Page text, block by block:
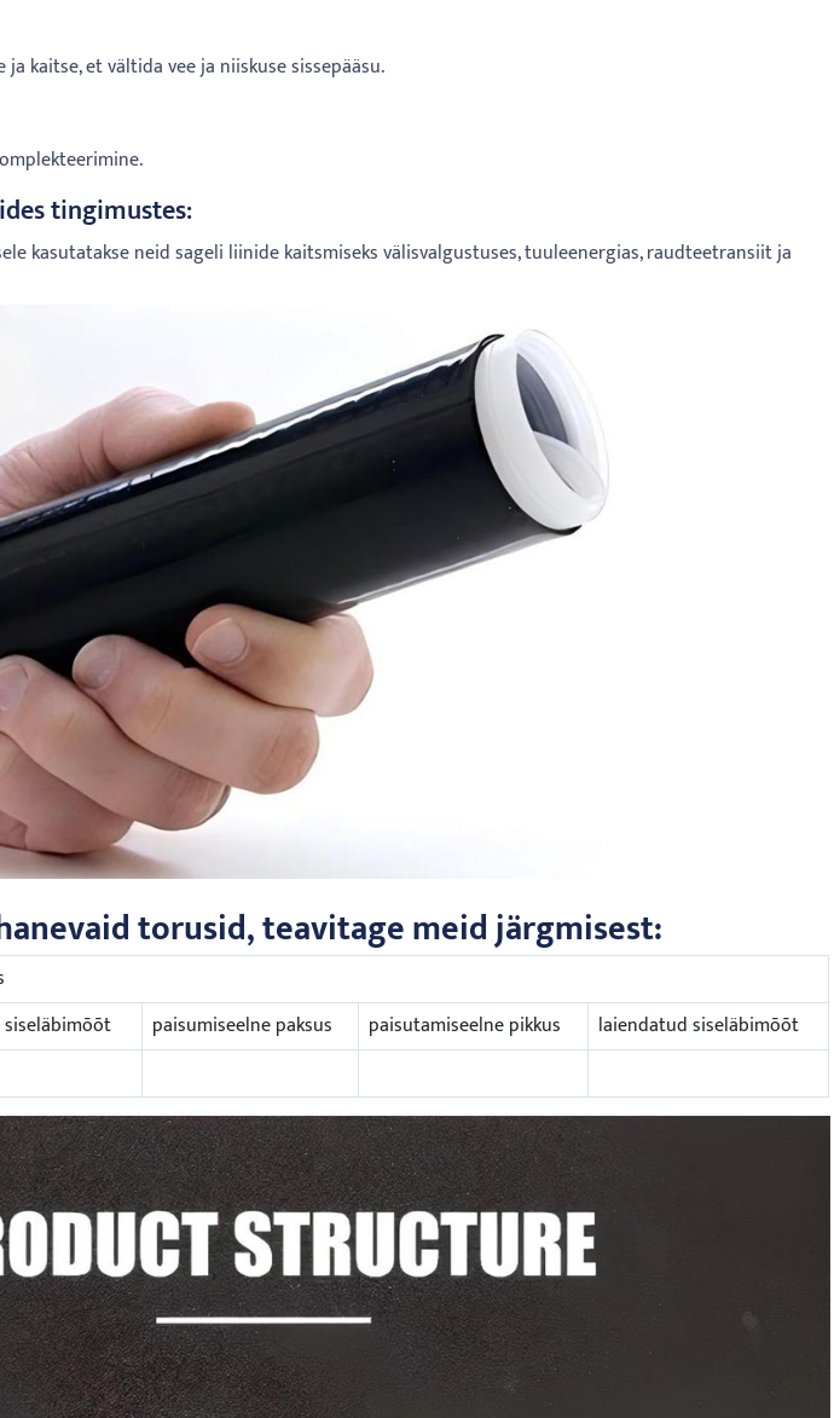
kaitse, et vältida vee ja niiskuse sissepääsu.
tingimustes:
kasutatakse neid sageli liinide kaitsmiseks välisvalgustuses, tuuleenergias, raudteetransiit ja
torusid, teavitage meid järgmisest:
paisumiseelne paksus paisutamiseelne pikkus laiendatud siseläbimõõt